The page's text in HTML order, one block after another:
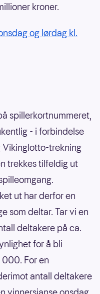
kroner.
og lørdag kl.
spillerkortnummeret,
- i forbindelse
trekning
trekkes tilfeldig ut
ut har derfor en
som deltar. Tar vi en
deltakere på ca.
for å bli
For en
antall deltakere